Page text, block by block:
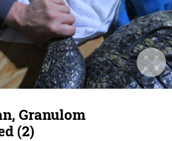
Granulom
(2)